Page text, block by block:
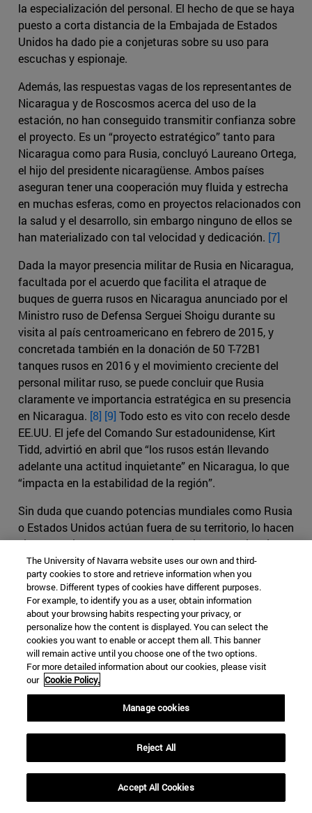
la especialización del personal. El hecho de que se haya
puesto a corta distancia de la Embajada de Estados
Unidos ha dado pie a conjeturas sobre su uso para
escuchas y espionaje.
Además, las respuestas vagas de los representantes de
Nicaragua y de Roscosmos acerca del uso de la
estación, no han conseguido transmitir confianza sobre
el proyecto. Es un “proyecto estratégico” tanto para
Nicaragua como para Rusia, concluyó Laureano Ortega,
el hijo del presidente nicaragüense. Ambos países
aseguran tener una cooperación muy fluida y estrecha
en muchas esferas, como en proyectos relacionados con
la salud y el desarrollo, sin embargo ninguno de ellos se
han materializado con tal velocidad y dedicación. [7]
Dada la mayor presencia militar de Rusia en Nicaragua,
facultada por el acuerdo que facilita el atraque de
buques de guerra rusos en Nicaragua anunciado por el
Ministro ruso de Defensa Serguei Shoigu durante su
visita al país centroamericano en febrero de 2015, y
concretada también en la donación de 50 T-72B1
tanques rusos en 2016 y el movimiento creciente del
personal militar ruso, se puede concluir que Rusia
claramente ve importancia estratégica en su presencia
en Nicaragua. [8] [9] Todo esto es vito con recelo desde
EE.UU. El jefe del Comando Sur estadounidense, Kirt
Tidd, advirtió en abril que “los rusos están llevando
adelante una actitud inquietante” en Nicaragua, lo que
“impacta en la estabilidad de la región”.
Sin duda que cuando potencias mundiales como Rusia
o Estados Unidos actúan fuera de su territorio, lo hacen
siempre guiados por una combinación de motivaciones.
Los movimientos estratégicos son esenciales en el juego
de la política mundial. Por esta misma razón, la ayuda
que recibe un país o la colaboración que puede
establecer con una gran potencia muchas veces está
sujeta a una condicionalidad política. En este caso, es
difícil saber con seguridad cuál es exactamente el
objetivo de la estación en Nicaragua o incluso las de
Brasil. A primera vista, el objetivo parece neutro –ofrecer
calidad más alta de sistema de navegación y proveer
diferente opción a la de GPS–, pero dado el nuevo valor
geopolíticas, existe la posibilidad de un uso más
estratégico.
The University of Navarra website uses our own and third-
party cookies to store and retrieve information when you
browse. Different types of cookies have different purposes.
For example, to identify you as a user, obtain information
about your browsing habits respecting your privacy, or
personalize how the content is displayed. You can select the
cookies you want to enable or accept them all. This banner
will remain active until you choose one of the two options.
For more detailed information about our cookies, please visit
our Cookie Policy.
Manage cookies
Reject All
Accept All Cookies